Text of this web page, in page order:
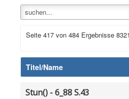
Seite 417 von 484 Ergebnisse
Titel/Name
Stun() - 6_88 S.43